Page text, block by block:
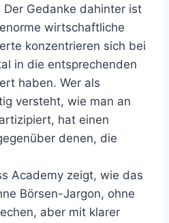
Gedanke dahinter ist
wirtschaftliche
konzentrieren sich bei
in die entsprechenden
haben. Wer als
versteht, wie man an
hat einen
denen, die
Academy zeigt, wie das
Börsen-Jargon, ohne
aber mit klarer